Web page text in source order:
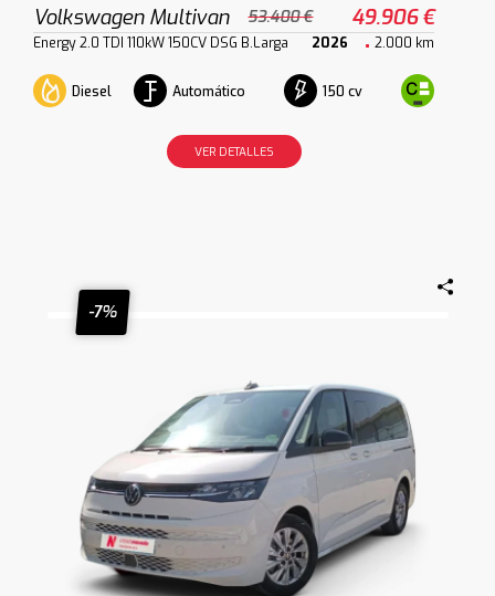
Volkswagen Multivan 53.400 € 49.906 €
Energy 2.0 TDI 110kW 150CV DSG B.Larga 2026 2.000 km
Diesel Automático 150 cv
VER DETALLES
-7%